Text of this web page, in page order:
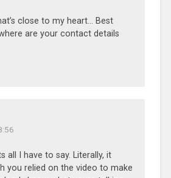
close to my heart… Best
are your contact details
all I have to say. Literally, it
you relied on the video to make